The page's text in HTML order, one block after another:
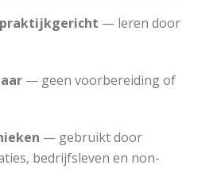
— leren door
— geen voorbereiding of
— gebruikt door
bedrijfsleven en non-